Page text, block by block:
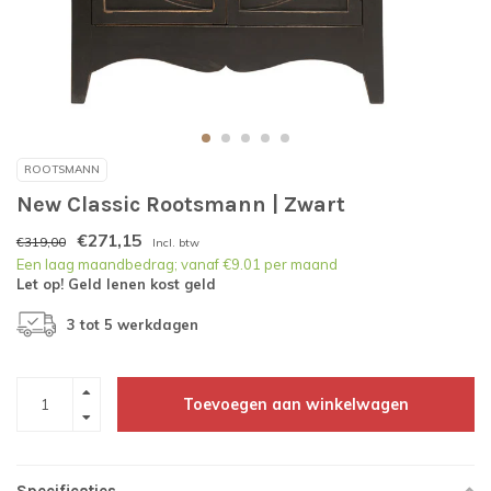
ROOTSMANN
New Classic Rootsmann | Zwart
€319,00 €271,15 Incl. btw
Een laag maandbedrag; vanaf €9.01 per maand
Let op! Geld lenen kost geld
3 tot 5 werkdagen
Toevoegen aan winkelwagen